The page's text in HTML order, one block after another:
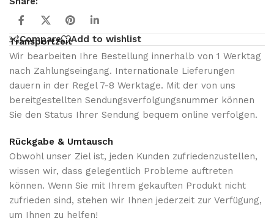
Compare Add to wishlist
Transportzeit
Wir bearbeiten Ihre Bestellung innerhalb von 1 Werktag
nach Zahlungseingang. Internationale Lieferungen
dauern in der Regel 7-8 Werktage. Mit der von uns
bereitgestellten Sendungsverfolgungsnummer können
Sie den Status Ihrer Sendung bequem online verfolgen.
Rückgabe & Umtausch
Obwohl unser Ziel ist, jeden Kunden zufriedenzustellen,
wissen wir, dass gelegentlich Probleme auftreten
können. Wenn Sie mit Ihrem gekauften Produkt nicht
zufrieden sind, stehen wir Ihnen jederzeit zur Verfügung,
um Ihnen zu helfen!